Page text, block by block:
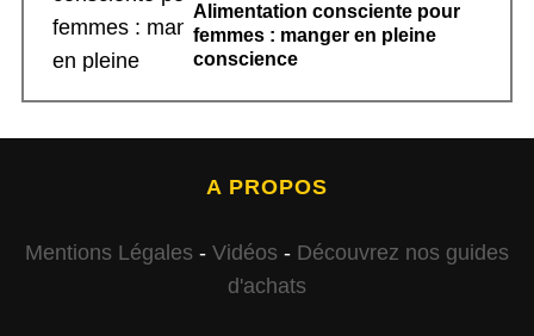
Alimentation consciente pour
femmes : manger en pleine
conscience
A PROPOS
Mentions Légales - Vidéos - Découvrez nos guides
d'achats